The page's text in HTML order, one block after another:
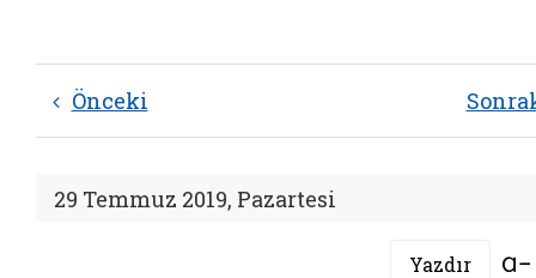
Önceki
29 Temmuz 2019, Pazartesi
Yazdır